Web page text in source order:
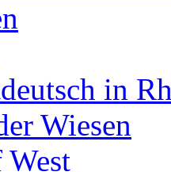
in
Wiesen